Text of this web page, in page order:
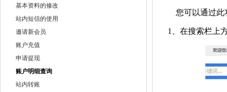
基本资料的修改
站内短信的使用
邀请新会员
账户充值
申请提现
账户明细查询
站内转账
您可以通过此
1 、在搜索栏上